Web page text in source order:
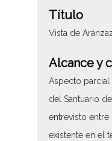
Título
Vista de
Alcance y
Aspecto
del Santuario
entrevisto
existente en el